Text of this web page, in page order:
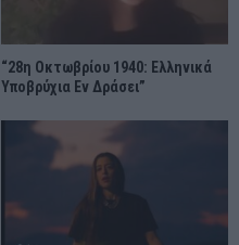
“28η Οκτωβρίου 1940: Ελληνικά
Υποβρύχια Εν Δράσει”